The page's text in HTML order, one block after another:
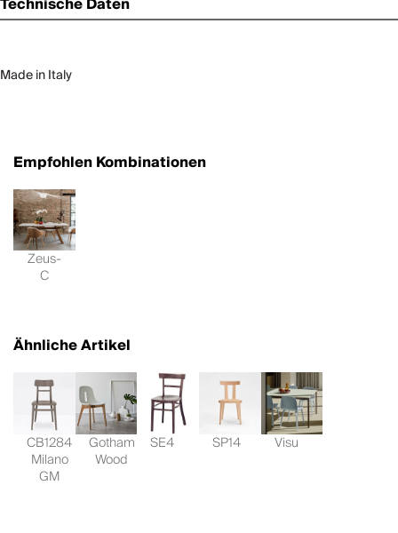
Made in Italy
Empfohlen Kombinationen
Zeus-
C
Ähnliche Artikel
CB1284
Milano
GM
Gotham
Wood
SE4 SP14 Visu